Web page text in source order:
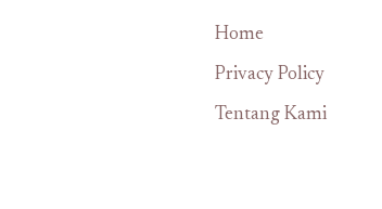
Home
Privacy Policy
Tentang Kami